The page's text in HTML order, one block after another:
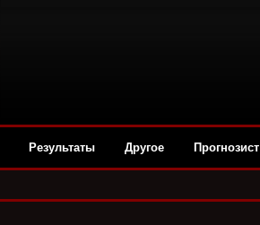
Результаты Другое Прогнозист